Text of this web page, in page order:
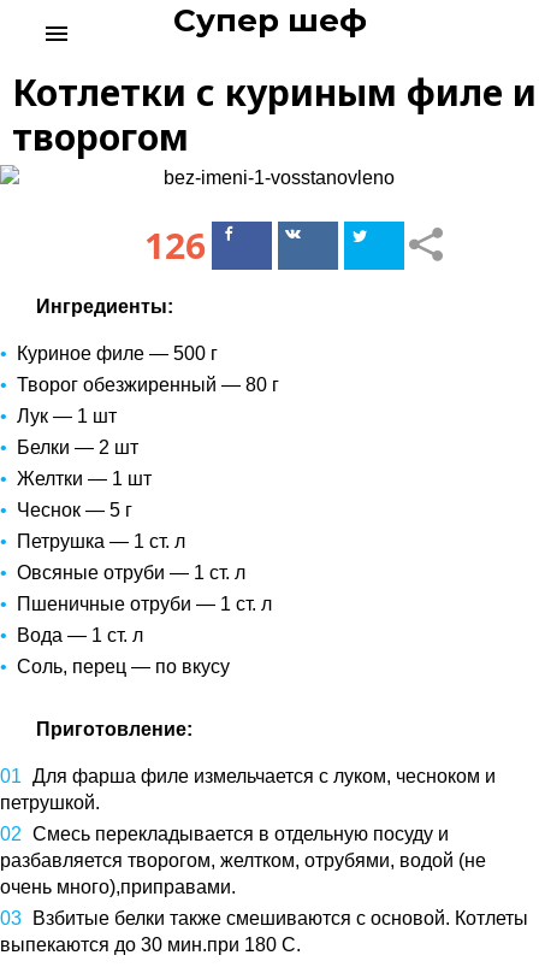
c
Супер шеф
menu
Котлетки с куриным филе и
творогом
126
ПоделитьсяПоделиться
Ингредиенты:
Куриное филе — 500 г
Творог обезжиренный — 80 г
Лук — 1 шт
Белки — 2 шт
Желтки — 1 шт
Чеснок — 5 г
Петрушка — 1 ст. л
Овсяные отруби — 1 ст. л
Пшеничные отруби — 1 ст. л
Вода — 1 ст. л
Соль, перец — по вкусу
Приготовление:
Для фарша филе измельчается с луком, чесноком и
петрушкой.
Смесь перекладывается в отдельную посуду и
разбавляется творогом, желтком, отрубями, водой (не
очень много),приправами.
Взбитые белки также смешиваются с основой. Котлеты
выпекаются до 30 мин.при 180 С.